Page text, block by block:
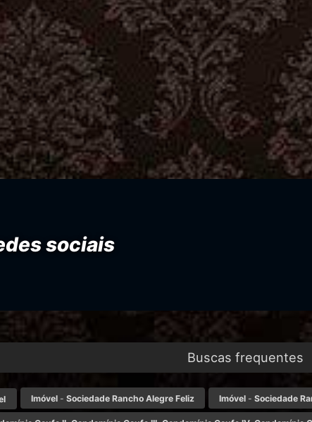
sociais
Buscas frequentes
Imóvel- Sociedade Rancho Alegre Feliz Imóvel -Sociedade